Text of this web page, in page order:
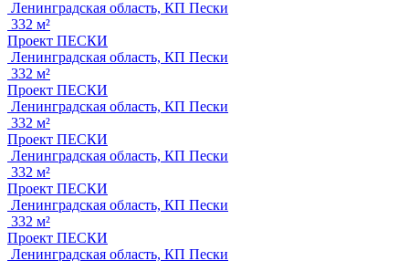
Ленинградская область, КП Пески
332 м²
Проект ПЕСКИ
Ленинградская область, КП Пески
332 м²
Проект ПЕСКИ
Ленинградская область, КП Пески
332 м²
Проект ПЕСКИ
Ленинградская область, КП Пески
332 м²
Проект ПЕСКИ
Ленинградская область, КП Пески
332 м²
Проект ПЕСКИ
Ленинградская область, КП Пески